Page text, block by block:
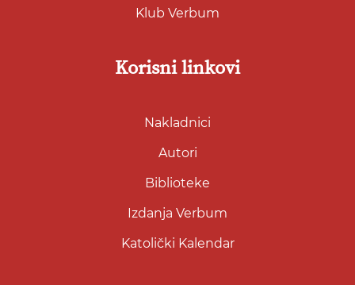
Klub Verbum
Korisni linkovi
Nakladnici
Autori
Biblioteke
Izdanja Verbum
Katolički Kalendar